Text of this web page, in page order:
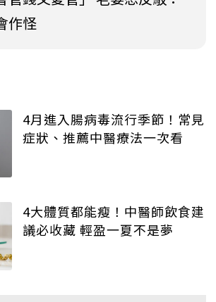
作怪
4月進入腸病毒流行季節！常見
症狀、推薦中醫療法一次看
4大體質都能瘦！中醫師飲食建
議必收藏 輕盈一夏不是夢